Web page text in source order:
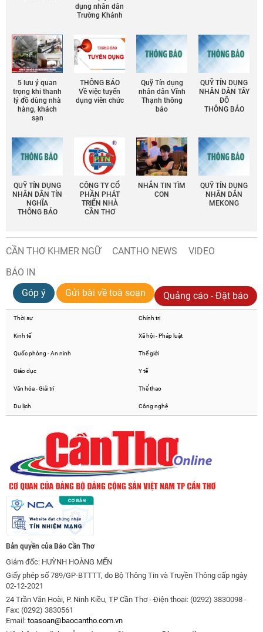
dụng nhân dân
Trường Khánh
5 lưu ý quan
trọng khi thanh
lý đồ dùng nhà
hàng, khách
sạn
THÔNG BÁO
Về việc tuyển
dụng viên chức
Quỹ Tín dụng
nhân dân Vĩnh
Thạnh thông
báo
QUỸ TÍN DỤNG
NHÂN DÂN TÂY
ĐÔ
THÔNG BÁO
QUỸ TÍN DỤNG
NHÂN DÂN TÍN
NGHĨA
THÔNG BÁO
CÔNG TY CỔ
PHẦN PHÁT
TRIỂN NHÀ
CẦN THƠ
NHẮN TIN TÌM
CON
QUỸ TÍN DỤNG
NHÂN DÂN
MEKONG
CẦN THƠ KHMER NGỮ CANTHO NEWS
VIDEO
BÁO IN
Góp ý
Gửi bài về toà soạn Quảng cáo - Đặt báo
Thời sự Chính trị
Kinh tế Xã hội - Pháp luật
Quốc phòng - An ninh Thế giới
Giáo dục Y tế
Văn hóa - Giải trí Thể thao
Du lịch Công nghệ
Bản quyền của Báo Cần Thơ
Giám đốc: HUỲNH HOÀNG MẾN
Giấy phép số 789/GP-BTTTT, do Bộ Thông Tin và Truyền Thông cấp ngày
02-12-2021
24 Trần Văn Hoài, P. Ninh Kiều, TP Cần Thơ - Điện thoại: (0292) 3830098 -
Fax: (0292) 3830561
Email: toasoan@baocantho.com.vn